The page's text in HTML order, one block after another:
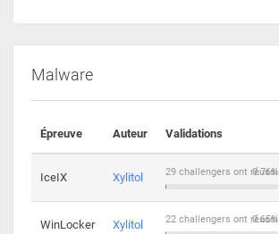
Malware
Épreuve Auteur Validations
IceIX Xylitol 0.76%
29 challengers ont réussi
WinLocker Xylitol 0.65%
22 challengers ont réussi